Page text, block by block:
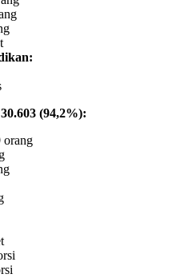
(94,2%):
orang